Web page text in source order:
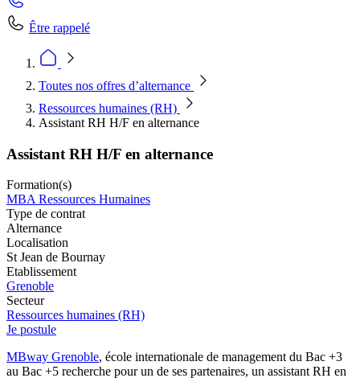
Être rappelé
Toutes nos offres d’alternance
Ressources humaines (RH)
Assistant RH H/F en alternance
Assistant RH H/F en alternance
Formation(s)
MBA Ressources Humaines
Type de contrat
Alternance
Localisation
St Jean de Bournay
Etablissement
Grenoble
Secteur
Ressources humaines (RH)
Je postule
MBway Grenoble, école internationale de management du Bac +3
au Bac +5 recherche pour un de ses partenaires, un assistant RH en